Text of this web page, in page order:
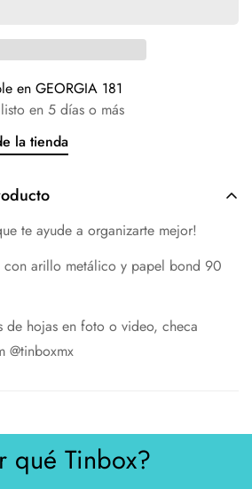
en GEORGIA 181
en 5 días o más
la tienda
te ayude a organizarte mejor!
arillo metálico y papel bond 90
de hojas en foto o video, checa
@tinboxmx
qué Tinbox?